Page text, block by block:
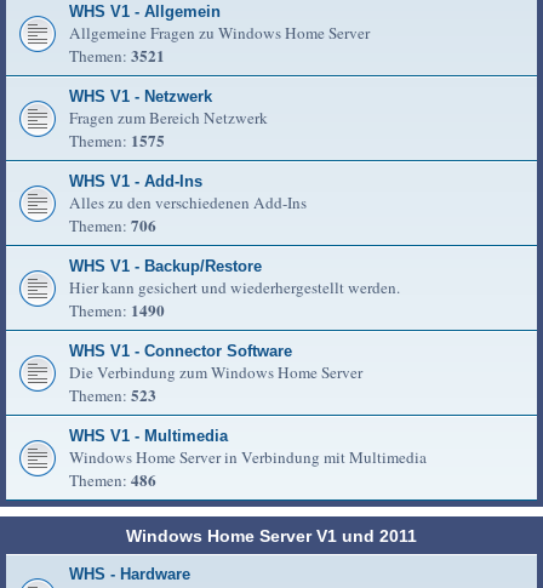
WHS V1 - Allgemein
Allgemeine Fragen zu Windows Home Server
Themen: 3521
WHS V1 - Netzwerk
Fragen zum Bereich Netzwerk
Themen: 1575
WHS V1 - Add-Ins
Alles zu den verschiedenen Add-Ins
Themen: 706
WHS V1 - Backup/Restore
Hier kann gesichert und wiederhergestellt werden.
Themen: 1490
WHS V1 - Connector Software
Die Verbindung zum Windows Home Server
Themen: 523
WHS V1 - Multimedia
Windows Home Server in Verbindung mit Multimedia
Themen: 486
Windows Home Server V1 und 2011
WHS - Hardware